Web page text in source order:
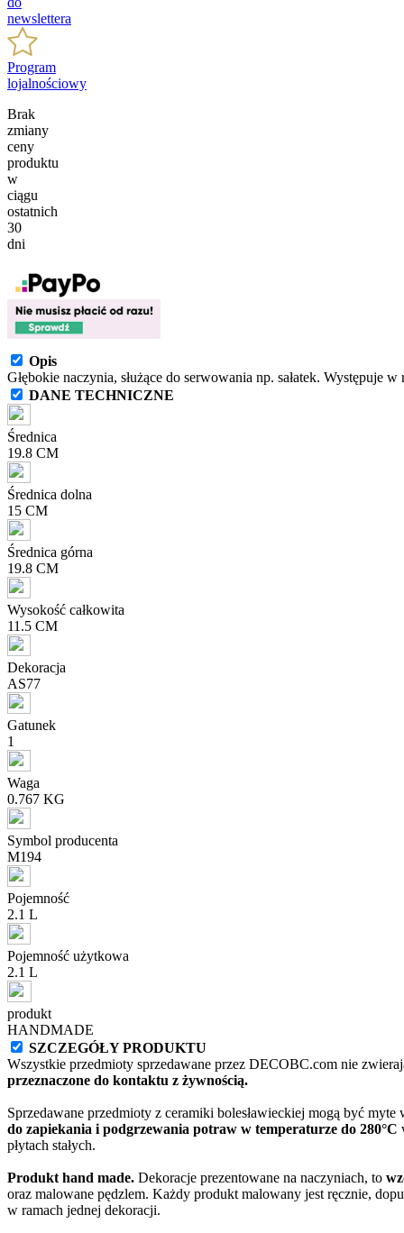
newslettera
Program
lojalnościowy
Brak
zmiany
ceny
produktu
w
ciągu
ostatnich
30
dni
Opis
Głębokie naczynia, służące do serwowania np. sałatek. Występuje
DANE TECHNICZNE
Średnica
19.8 CM
Średnica dolna
15 CM
Średnica górna
19.8 CM
Wysokość całkowita
11.5 CM
Dekoracja
AS77
Gatunek
1
Waga
0.767 KG
Symbol producenta
M194
Pojemność
2.1 L
Pojemność użytkowa
2.1 L
produkt
HANDMADE
SZCZEGÓŁY PRODUKTU
Wszystkie przedmioty sprzedawane przez DECOBC.com nie
przeznaczone do kontaktu z żywnością.
Sprzedawane przedmioty z ceramiki bolesławieckiej mogą być
do zapiekania i podgrzewania potraw w temperaturze do 280°C
płytach stałych.
Produkt hand made. Dekoracje prezentowane na naczyniach, to
oraz malowane pędzlem. Każdy produkt malowany jest ręcznie,
w ramach jednej dekoracji.